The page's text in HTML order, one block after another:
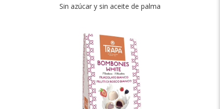
Sin azúcar y sin aceite de palma